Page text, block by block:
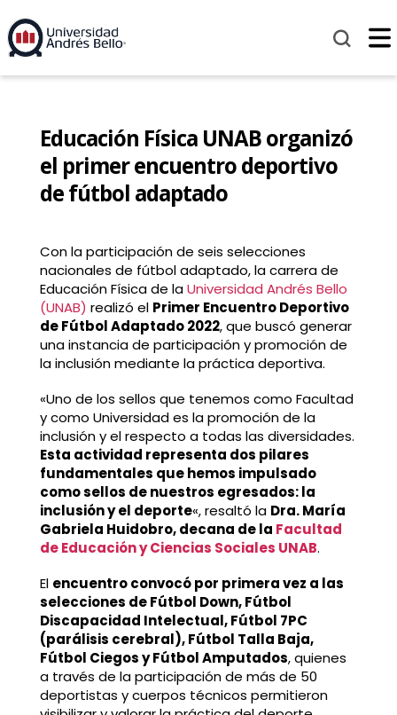
Educación Física UNAB organizó
el primer encuentro deportivo
de fútbol adaptado
Con la participación de seis selecciones
nacionales de fútbol adaptado, la carrera de
Educación Física de laUniversidad Andrés Bello
(UNAB) realizó el Primer Encuentro Deportivo
de Fútbol Adaptado 2022, que buscó generar
una instancia de participación y promoción de
la inclusión mediante la práctica deportiva.
«Uno de los sellos que tenemos como Facultad
y como Universidad es la promoción de la
inclusión y el respecto a todas las diversidades.
Esta actividad representa dos pilares
fundamentales que hemos impulsado
como sellos de nuestros egresados: la
inclusión y el deporte«, resaltó la Dra. María
Gabriela Huidobro, decana de la Facultad
de Educación y Ciencias Sociales UNAB.
El encuentro convocó por primera vez a las
selecciones de Fútbol Down, Fútbol
Discapacidad Intelectual, Fútbol 7PC
(parálisis cerebral), Fútbol Talla Baja,
Fútbol Ciegos y Fútbol Amputados, quienes
a través de la participación de más de 50
deportistas y cuerpos técnicos permitieron